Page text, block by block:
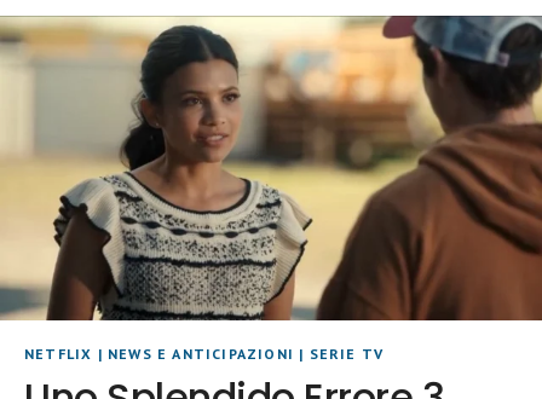
NETFLIX | NEWS E ANTICIPAZIONI | SERIE TV